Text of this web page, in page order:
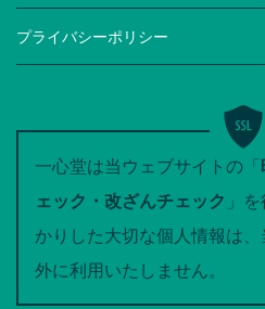
プライバシーポリシー
一心堂は当ウェブサイトの「
ェック・改ざんチェック 」
かりした大切な個人情報は
外に利用いたしません。